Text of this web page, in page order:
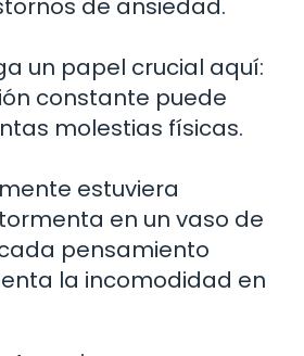
de ansiedad.
un papel crucial aquí:
constante puede
molestias físicas.
estuviera
en un vaso de
pensamiento
la incomodidad en